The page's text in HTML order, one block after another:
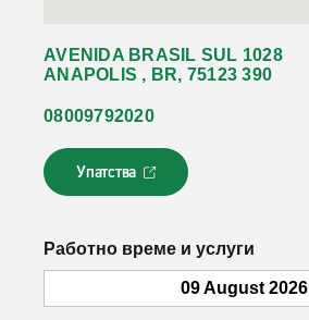
AVENIDA BRASIL SUL 1028
ANAPOLIS , BR, 75123 390
08009792020
Упатства
Л
и
к
с
Работно време и услуги
09 August 2026